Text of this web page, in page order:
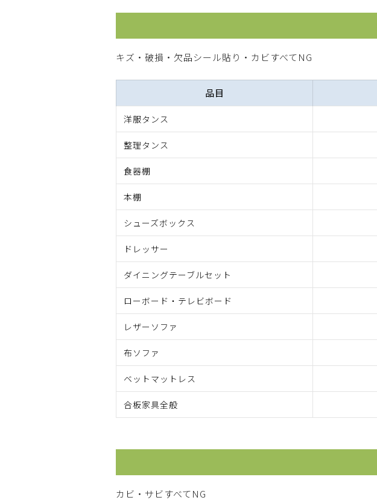
品目
洋服タンス
整理タンス
食器棚
本棚
シューズボックス
ドレッサー
ダイニングテーブルセット
ローボード・テレビボード
レザーソファ
布ソファ
ベットマットレス
合板家具全般